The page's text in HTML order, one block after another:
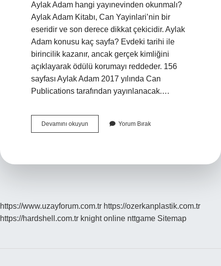
Aylak Adam hangi yayınevinden okunmalı?
Aylak Adam Kitabı, Can Yayinlari’nin bir
eseridir ve son derece dikkat çekicidir. Aylak
Adam konusu kaç sayfa? Evdeki tarihi ile
birincilik kazanır, ancak gerçek kimliğini
açıklayarak ödülü korumayı reddeder. 156
sayfası Aylak Adam 2017 yılında Can
Publications tarafından yayınlanacak.…
Devamını okuyun
Adam
Yorum Bırak
https://www.uzayforum.com.tr https://ozerkanplastik.com.tr
https://hardshell.com.tr knight online nttgame Sitemap